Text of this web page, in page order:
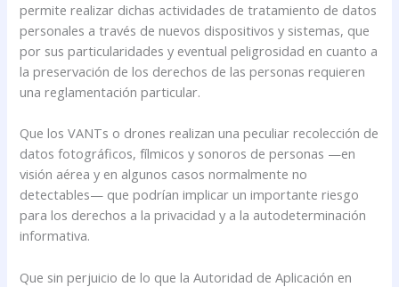
permite realizar dichas actividades de tratamiento de datos
personales a través de nuevos dispositivos y sistemas, que
por sus particularidades y eventual peligrosidad en cuanto a
la preservación de los derechos de las personas requieren
una reglamentación particular.
Que los VANTs o drones realizan una peculiar recolección de
datos fotográficos, fílmicos y sonoros de personas —en
visión aérea y en algunos casos normalmente no
detectables— que podrían implicar un importante riesgo
para los derechos a la privacidad y a la autodeterminación
informativa.
Que sin perjuicio de lo que la Autoridad de Aplicación en